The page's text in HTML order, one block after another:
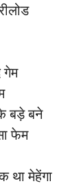
बड़े बने
फेम
था मेहेंगा